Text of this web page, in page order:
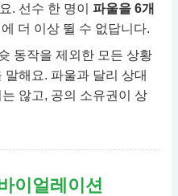
. 선수 한 명이파울을 6개
더 이상 뛸 수 없답니다.
동작을 제외한 모든 상황
해요. 파울과 달리 상대
않고, 공의 소유권이 상
이얼레이션